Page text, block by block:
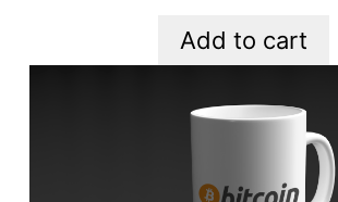
Add to cart